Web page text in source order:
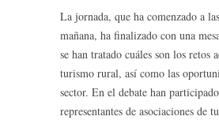
La jornada, que ha comenzado a
mañana, ha finalizado con una
se han tratado cuáles son los retos
turismo rural, así como las
sector. En el debate han
representantes de asociaciones de